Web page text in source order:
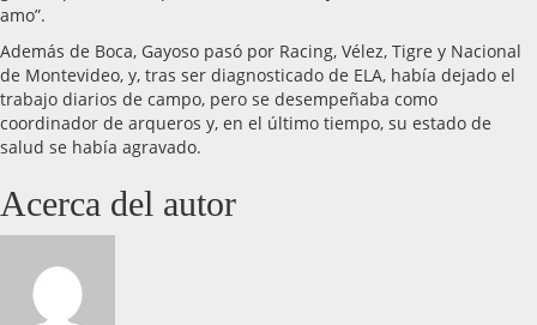
amo”.
Además de Boca, Gayoso pasó por Racing, Vélez, Tigre y Nacional
de Montevideo, y, tras ser diagnosticado de ELA, había dejado el
trabajo diarios de campo, pero se desempeñaba como
coordinador de arqueros y, en el último tiempo, su estado de
salud se había agravado.
Acerca del autor